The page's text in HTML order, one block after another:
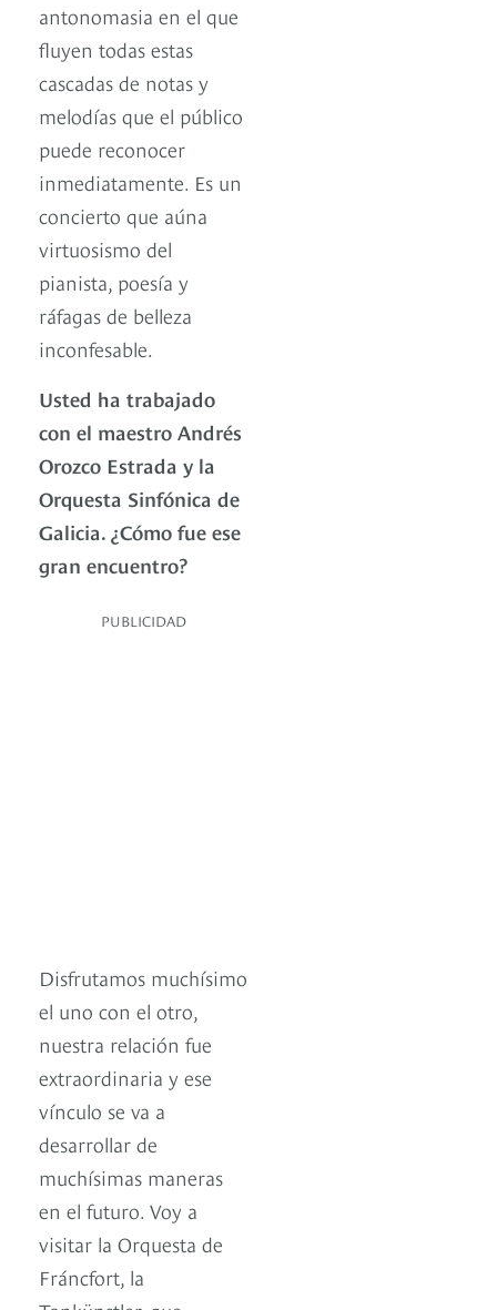
antonomasia en el que
fluyen todas estas
cascadas de notas y
melodías que el público
puede reconocer
inmediatamente. Es un
concierto que aúna
virtuosismo del
pianista, poesía y
ráfagas de belleza
inconfesable.
Usted ha trabajado
con el maestro Andrés
Orozco Estrada y la
Orquesta Sinfónica de
Galicia. ¿Cómo fue ese
gran encuentro?
PUBLICIDAD
Disfrutamos muchísimo
el uno con el otro,
nuestra relación fue
extraordinaria y ese
vínculo se va a
desarrollar de
muchísimas maneras
en el futuro. Voy a
visitar la Orquesta de
Fráncfort, la